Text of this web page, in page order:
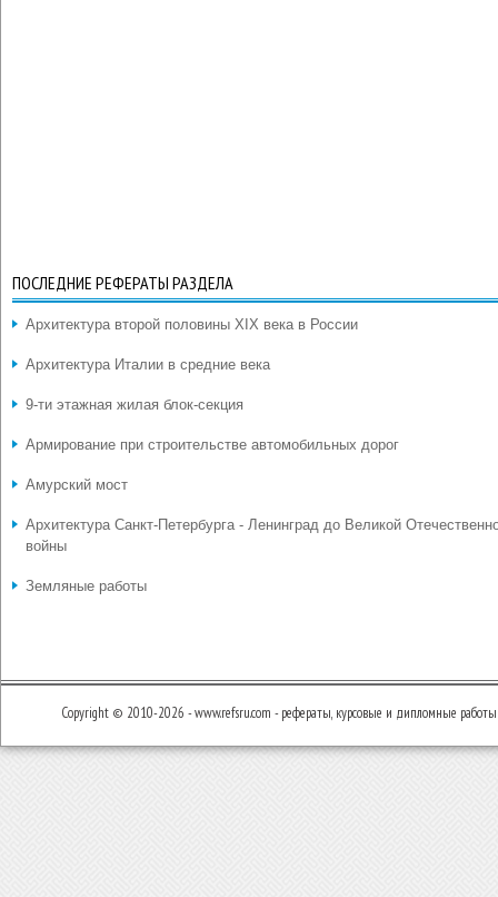
ПОСЛЕДНИЕ РЕФЕРАТЫ РАЗДЕЛА
Архитектура второй половины XIX века в России
Архитектура Италии в средние века
9-ти этажная жилая блок-секция
Армирование при строительстве автомобильных дорог
Амурский мост
Архитектура Санкт-Петербурга - Ленинград до Великой
войны
Земляные работы
Copyright © 2010-2026 - www.refsru.com - рефераты, курсовые и дипломные работы